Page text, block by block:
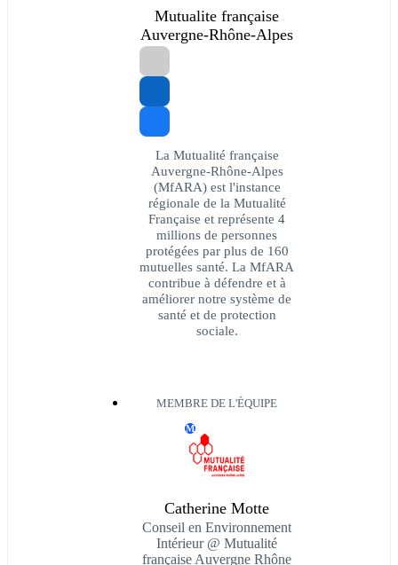
Mutualite française
Auvergne-Rhône-Alpes
La Mutualité française
Auvergne-Rhône-Alpes
(MfARA) est l'instance
régionale de la Mutualité
Française et représente 4
millions de personnes
protégées par plus de 160
mutuelles santé. La MfARA
contribue à défendre et à
améliorer notre système de
santé et de protection
sociale.
MEMBRE DE L'ÉQUIPE
M
Catherine Motte
Conseil en Environnement
Intérieur @ Mutualité
française Auvergne Rhône